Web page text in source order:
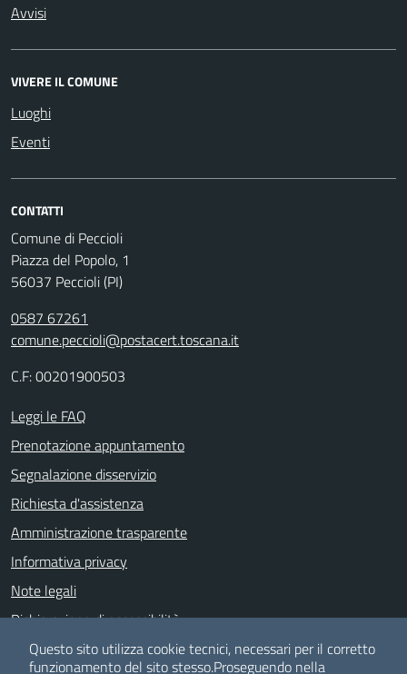
Avvisi
VIVERE IL COMUNE
Luoghi
Eventi
CONTATTI
Comune di Peccioli
Piazza del Popolo, 1
56037 Peccioli (PI)
0587 67261
comune.peccioli@postacert.toscana.it
C.F: 00201900503
Leggi le FAQ
Prenotazione appuntamento
Segnalazione disservizio
Richiesta d'assistenza
Amministrazione trasparente
Informativa privacy
Note legali
Dichiarazione di accessibilità
Albo pretorio
Questo sito utilizza cookie tecnici, necessari per il corretto
funzionamento del sito stesso.Proseguendo nella